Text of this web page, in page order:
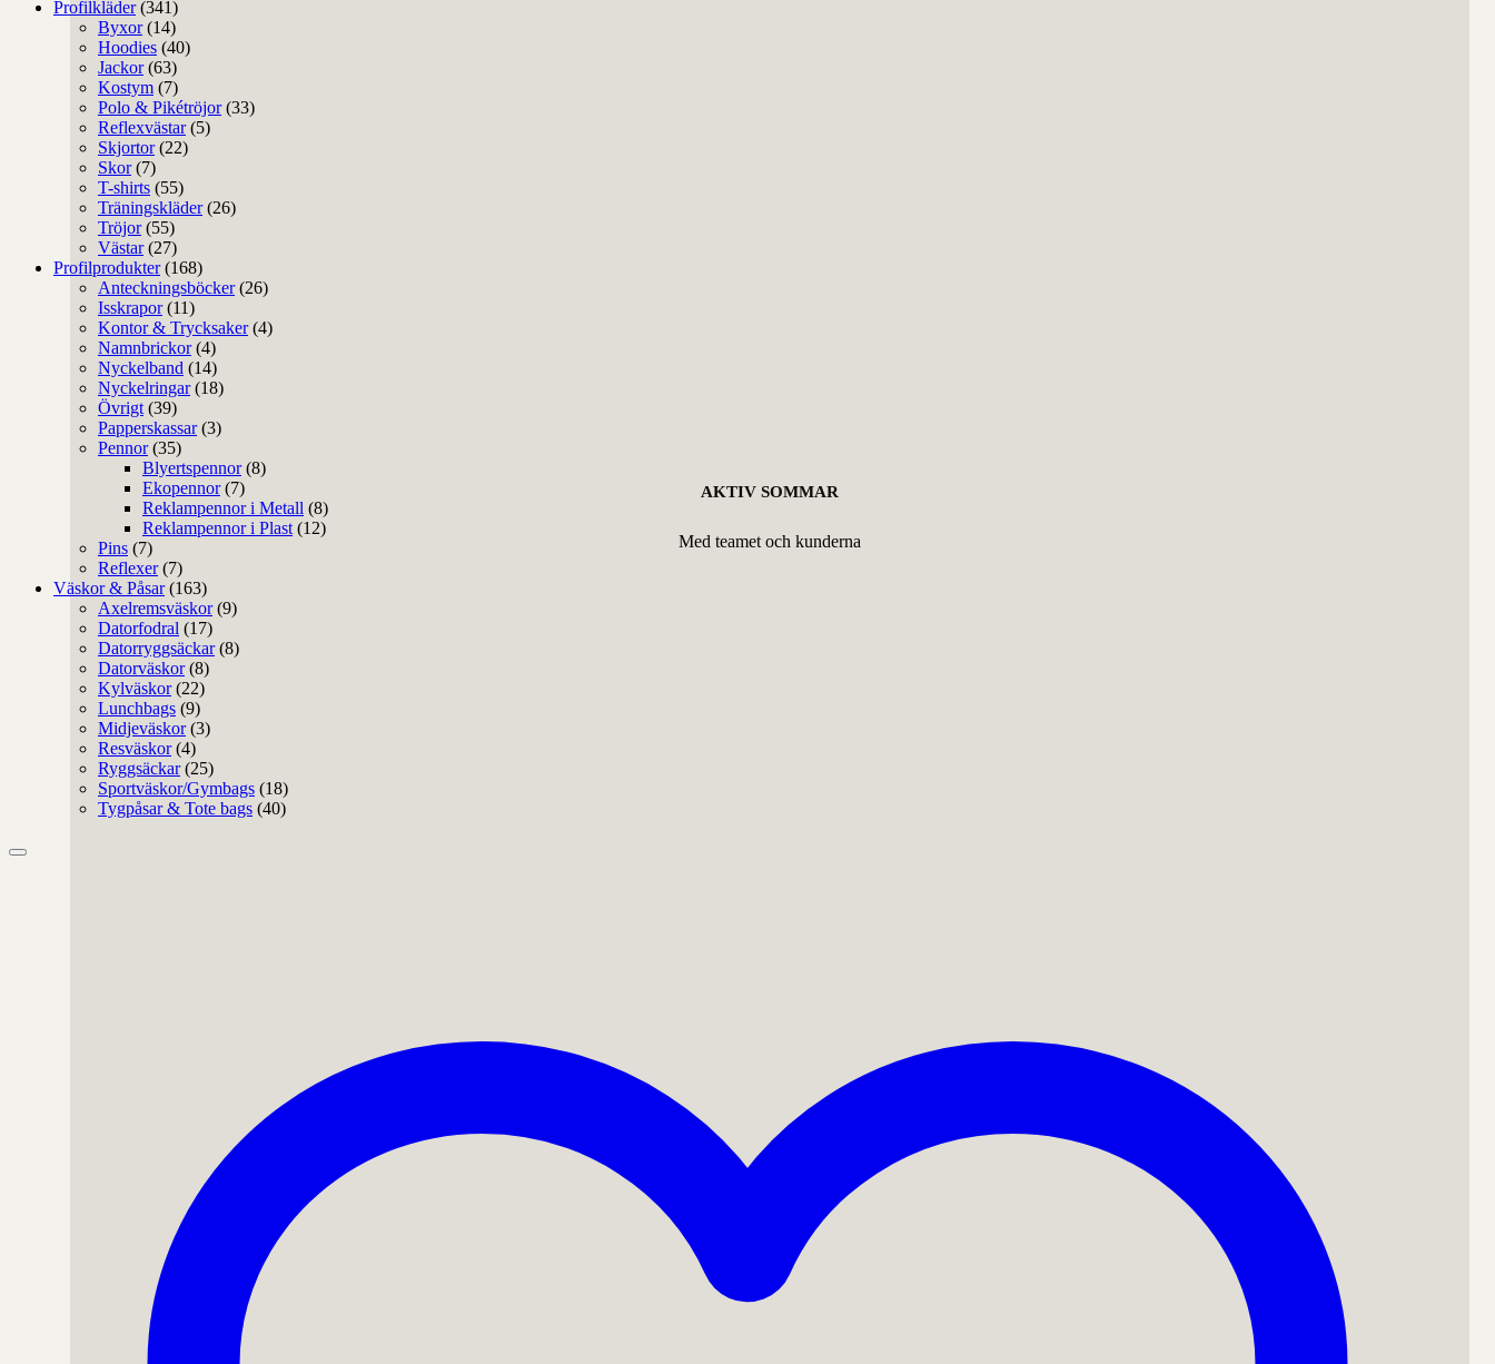
AKTIV SOMMAR
Med teamet och kunderna
Profilkläder (341)
Byxor (14)
Hoodies (40)
Jackor (63)
Kostym (7)
Polo & Pikétröjor (33)
Reflexvästar (5)
Skjortor (22)
Skor (7)
T-shirts (55)
Träningskläder (26)
Tröjor (55)
Västar (27)
Profilprodukter (168)
Anteckningsböcker (26)
Isskrapor (11)
Kontor & Trycksaker (4)
Namnbrickor (4)
Nyckelband (14)
Nyckelringar (18)
Övrigt (39)
Papperskassar (3)
Pennor (35)
Blyertspennor (8)
Ekopennor (7)
Reklampennor i Metall (8)
Reklampennor i Plast (12)
Pins (7)
Reflexer (7)
Väskor & Påsar (163)
Axelremsväskor (9)
Datorfodral (17)
Datorryggsäckar (8)
Datorväskor (8)
Kylväskor (22)
Lunchbags (9)
Midjeväskor (3)
Resväskor (4)
Ryggsäckar (25)
Sportväskor/Gymbags (18)
Tygpåsar & Tote bags (40)